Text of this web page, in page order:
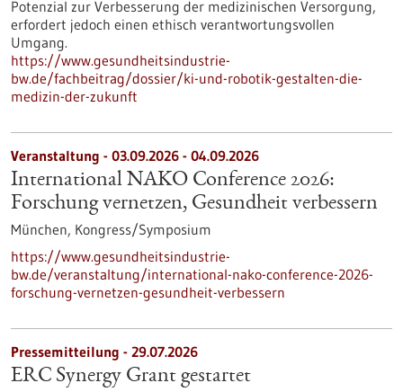
Potenzial zur Verbesserung der medizinischen Versorgung,
erfordert jedoch einen ethisch verantwortungsvollen
Umgang.
https://www.gesundheitsindustrie-
bw.de/fachbeitrag/dossier/ki-und-robotik-gestalten-die-
medizin-der-zukunft
Veranstaltung - 03.09.2026 - 04.09.2026
International NAKO Conference 2026:
Forschung vernetzen, Gesundheit verbessern
München, Kongress/Symposium
https://www.gesundheitsindustrie-
bw.de/veranstaltung/international-nako-conference-2026-
forschung-vernetzen-gesundheit-verbessern
Pressemitteilung - 29.07.2026
ERC Synergy Grant gestartet